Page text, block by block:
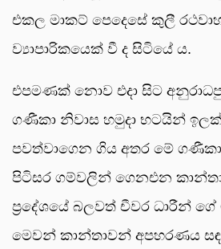
එකල මාකට් පෙදෙසේ කුලී
ව්‍යාපාරිකයෙක් වී ද සිටියේ ය.
එපමණක් නොව එදා සිට
ගණීකා නිවාස හමුදා භටයින්
පවත්වාගෙන ගිය අතර මේ
පිටිසර ගම්වලින් ගෙනඑන
ප්‍රදේශයේ බලවත් චීවර ධාරීන්
මෙවන් කාන්තාවන් අපහරණය